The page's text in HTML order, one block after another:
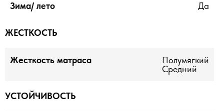
Зима/ лето Да
ЖЕСТКОСТЬ
Жесткость матраса
Полумягкий
Средний
УСТОЙЧИВОСТЬ